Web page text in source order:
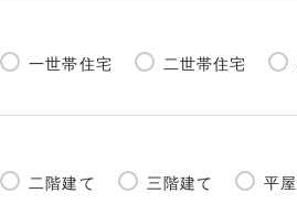
一世帯住宅 二世帯住宅
二階建て 三階建て 平屋